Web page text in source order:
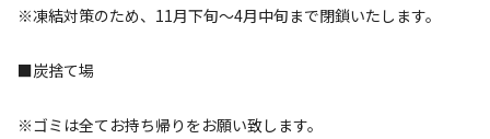
※凍結対策のため、11月下旬～4月中旬まで閉鎖いたします。
■炭捨て場
※ゴミは全てお持ち帰りをお願い致します。